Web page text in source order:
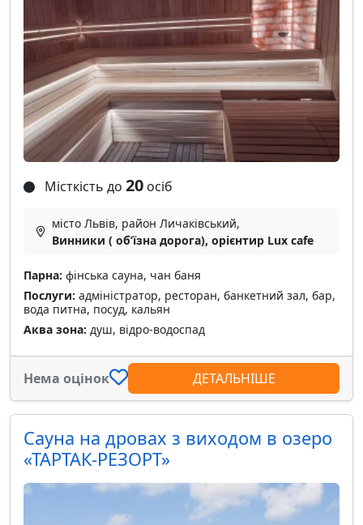
Місткість до 20 осіб
місто Львів, район Личаківський,
Винники ( обʼїзна дорога), орієнтир Lux cafe
Парна: фінська сауна, чан баня
Послуги: адміністратор, ресторан, банкетний зал, бар,
вода питна, посуд, кальян
Аква зона: душ, відро-водоспад
Нема оцінок ДЕТАЛЬНІШЕ
Сауна на дровах з виходом в озеро
«ТАРТАК-РЕЗОРТ»